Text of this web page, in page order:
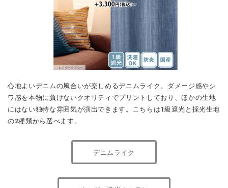
心地よいデニムの風合いが楽しめるデニムライク。ダメージ感やシ
ワ感を本物に負けないクオリティでプリントしており、ほかの生地
にはない独特な雰囲気が演出できます。こちらは1級遮光と採光生地
の2種類から選べます。
デニムライク